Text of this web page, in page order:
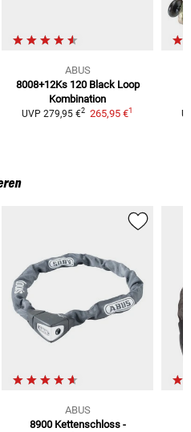
ABUS
8008+12Ks 120 Black Loop
Kombination
UVP 279,95 €2 265,95 €1
ABUS
8900 Kettenschloss -